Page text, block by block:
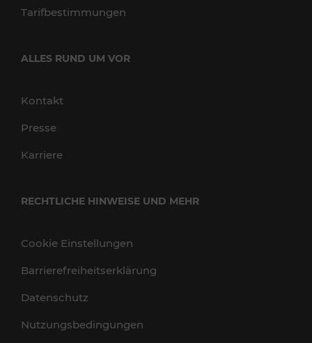
Tarifbestimmungen
ALLES RUND UM VOR
Kontakt
Presse
Karriere
RECHTLICHE HINWEISE UND MEHR
Cookie Einstellungen
Barrierefreiheitserklärung
Datenschutz
Nutzungsbedingungen